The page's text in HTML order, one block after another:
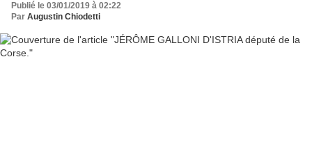
Publié le 03/01/2019 à 02:22
Par Augustin Chiodetti